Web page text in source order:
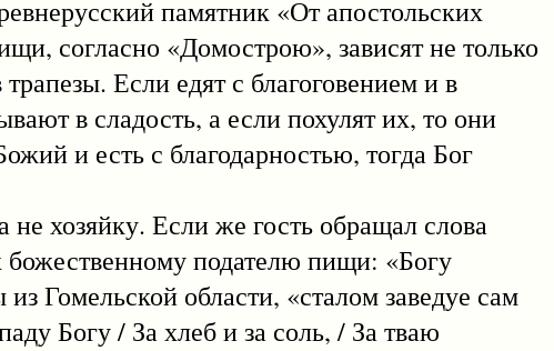
памятник «От апостольских
согласно «Домострою», зависят не только
Если едят с благоговением и в
в сладость, а если похулят их, то они
и есть с благодарностью, тогда Бог
хозяйку. Если же гость обращал слова
божественному подателю пищи: «Богу
Гомельской области, «сталом заведуе сам
Богу / За хлеб и за соль, / За тваю